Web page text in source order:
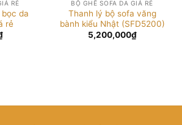
RẺ
da
rẻ
BỘ GHẾ SOFA DA GIÁ RẺ
Thanh lý bộ sofa văng
bành kiểu Nhật (SFD5200)
5,200,000₫